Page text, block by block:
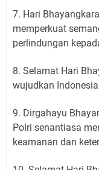
7. Hari
memperkuat
perlindungan
8. Selamat Hari
wujudkan
9. Dirgahayu
Polri senantiasa
keamanan dan